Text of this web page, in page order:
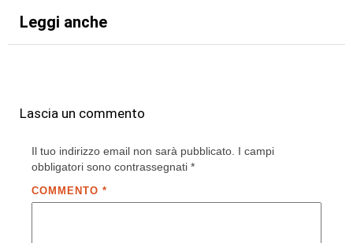
Leggi anche
Lascia un commento
Il tuo indirizzo email non sarà pubblicato. I campi
obbligatori sono contrassegnati *
COMMENTO *